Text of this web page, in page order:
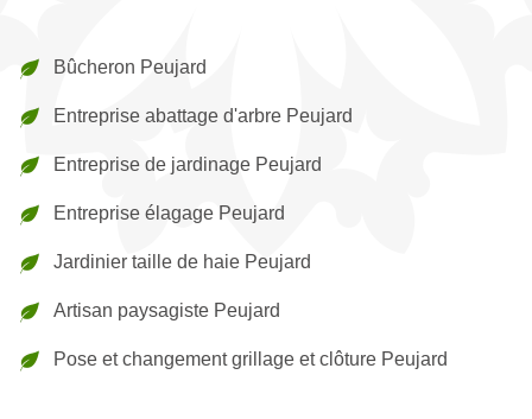
Bûcheron Peujard
Entreprise abattage d'arbre Peujard
Entreprise de jardinage Peujard
Entreprise élagage Peujard
Jardinier taille de haie Peujard
Artisan paysagiste Peujard
Pose et changement grillage et clôture Peujard